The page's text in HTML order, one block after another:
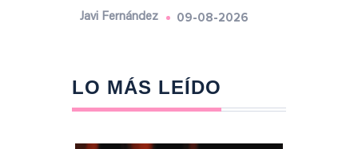
Javi Fernández 09-08-2026
LO MÁS LEÍDO